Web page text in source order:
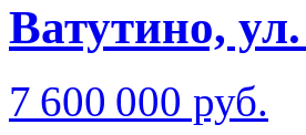
Ватутино,
7 600 000 руб.